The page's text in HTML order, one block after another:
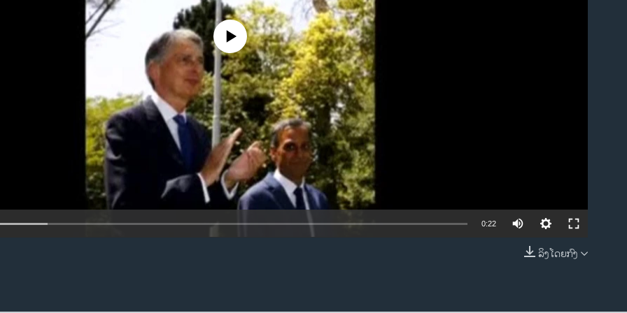
EMBED
No media source currently available
0:22
ລິງໂດຍກົງ